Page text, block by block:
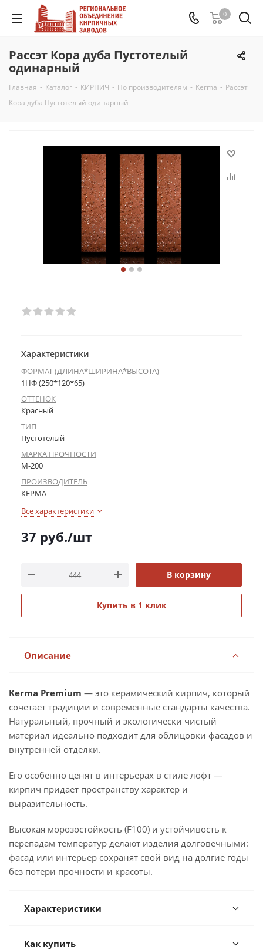
0
Рассэт Кора дуба Пустотелый
одинарный
Главная - Каталог - КИРПИЧ - По производителям - Kerma - Рассэт
Кора дуба Пустотелый одинарный
Характеристики
ФОРМАТ (ДЛИНА*ШИРИНА*ВЫСОТА)
1НФ (250*120*65)
ОТТЕНОК
Красный
ТИП
Пустотелый
МАРКА ПРОЧНОСТИ
М-200
ПРОИЗВОДИТЕЛЬ
КЕРМА
Все характеристики
37 руб./шт
В корзину
Купить в 1 клик
Описание
Kerma Premium — это керамический кирпич, который
сочетает традиции и современные стандарты качества.
Натуральный, прочный и экологически чистый
материал идеально подходит для облицовки фасадов и
внутренней отделки.
Его особенно ценят в интерьерах в стиле лофт —
кирпич придаёт пространству характер и
выразительность.
Высокая морозостойкость (F100) и устойчивость к
перепадам температур делают изделия долговечными:
фасад или интерьер сохранят свой вид на долгие годы
без потери прочности и красоты.
Характеристики
Как купить